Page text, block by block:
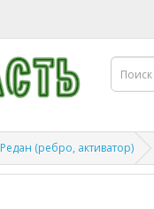
Редан (ребро, активатор)